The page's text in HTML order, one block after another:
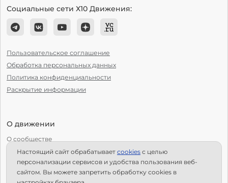
Социальные сети Х10 Движения:
Пользовательское соглашение
Обработка персональных данных
Политика конфиденциальности
Раскрытие информации
О движении
О сообществе
С чего начать?
Структура Х10
Настоящий сайт обрабатывает сookies с целью
персонализации сервисов и удобства пользования веб-
сайтом. Вы можете запретить обработку сookies в